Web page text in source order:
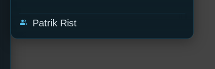
group Patrik Rist